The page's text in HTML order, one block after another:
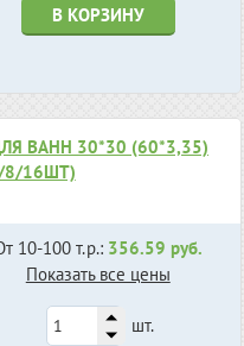
В КОРЗИНУ
ВАНН 30*30 (60*3,35)
8/16ШТ)
10-100 т.р.: 356.59 руб.
Показать все цены
шт.